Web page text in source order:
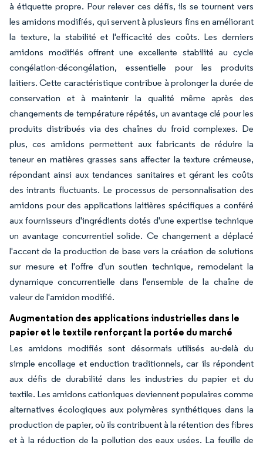
à étiquette propre. Pour relever ces défis, ils se tournent vers
les amidons modifiés, qui servent à plusieurs fins en améliorant
la texture, la stabilité et l'efficacité des coûts. Les derniers
amidons modifiés offrent une excellente stabilité au cycle
congélation-décongélation, essentielle pour les produits
laitiers. Cette caractéristique contribue à prolonger la durée de
conservation et à maintenir la qualité même après des
changements de température répétés, un avantage clé pour les
produits distribués via des chaînes du froid complexes. De
plus, ces amidons permettent aux fabricants de réduire la
teneur en matières grasses sans affecter la texture crémeuse,
répondant ainsi aux tendances sanitaires et gérant les coûts
des intrants fluctuants. Le processus de personnalisation des
amidons pour des applications laitières spécifiques a conféré
aux fournisseurs d'ingrédients dotés d'une expertise technique
un avantage concurrentiel solide. Ce changement a déplacé
l'accent de la production de base vers la création de solutions
sur mesure et l'offre d'un soutien technique, remodelant la
dynamique concurrentielle dans l'ensemble de la chaîne de
valeur de l'amidon modifié.
Augmentation des applications industrielles dans le
papier et le textile renforçant la portée du marché
Les amidons modifiés sont désormais utilisés au-delà du
simple encollage et enduction traditionnels, car ils répondent
aux défis de durabilité dans les industries du papier et du
textile. Les amidons cationiques deviennent populaires comme
alternatives écologiques aux polymères synthétiques dans la
production de papier, où ils contribuent à la rétention des fibres
et à la réduction de la pollution des eaux usées. La feuille de